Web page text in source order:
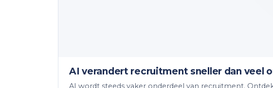
AI verandert recruitment sneller dan veel
AI wordt steeds vaker onderdeel van recruitment.